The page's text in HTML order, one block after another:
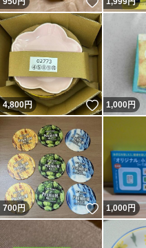
4,800円 いいね！
1,000円
700円 いいね！
1,000円